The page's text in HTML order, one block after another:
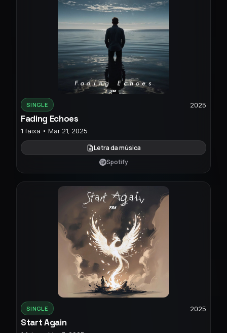
SINGLE 2025
Fading Echoes
1 faixa • Mar 21, 2025
Letra da música
Spotify
SINGLE 2025
Start Again